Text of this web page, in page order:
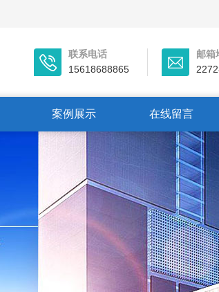
联系电话
15618688865
邮箱
案例展示 在线留言